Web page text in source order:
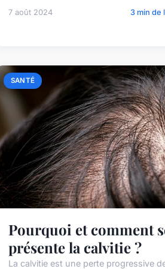
7 août 2024 3 min de
SANTÉ
Pourquoi et comment
présente la calvitie ?
La calvitie est une perte progressive